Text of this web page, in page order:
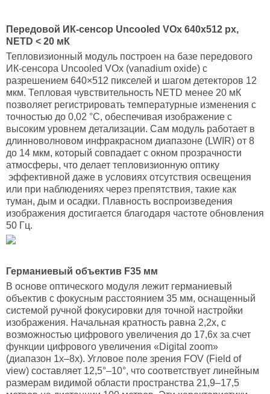
Передовой ИК-сенсор Uncooled VOx 640x512 px,
NETD < 20 мК
Тепловизионный модуль построен на базе передового
ИК-сенсора Uncooled VOx (vanadium oxide) с
разрешением 640×512 пикселей и шагом детекторов 12
мкм. Тепловая чувствительность NETD менее 20 мК
позволяет регистрировать температурные изменения с
точностью до 0,02 °C, обеспечивая изображение с
высоким уровнем детализации. Сам модуль работает в
длинноволновом инфракрасном диапазоне (LWIR) от 8
до 14 мкм, который совпадает с окном прозрачности
атмосферы, что делает тепловизионную оптику
эффективной даже в условиях отсутствия освещения
или при наблюдениях через препятствия, такие как
туман, дым и осадки. Плавность воспроизведения
изображения достигается благодаря частоте обновления
50 Гц.
Германиевый объектив F35 мм
В основе оптического модуля лежит германиевый
объектив с фокусным расстоянием 35 мм, оснащенный
системой ручной фокусировки для точной настройки
изображения. Начальная кратность равна 2,2х, с
возможностью цифрового увеличения до 17,6х за счет
функции цифрового увеличения «Digital zoom»
(диапазон 1х–8х). Угловое поле зрения FOV (Field of
view) составляет 12,5°–10°, что соответствует линейным
размерам видимой области пространства 21,9–17,5